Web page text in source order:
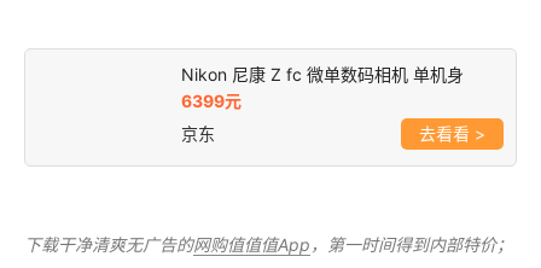
Nikon 尼康 Z fc 微单数码相机 单机身
6399元
京东
>
下载干净清爽无广告的网购值值值App ，第一时间得到内部特价；